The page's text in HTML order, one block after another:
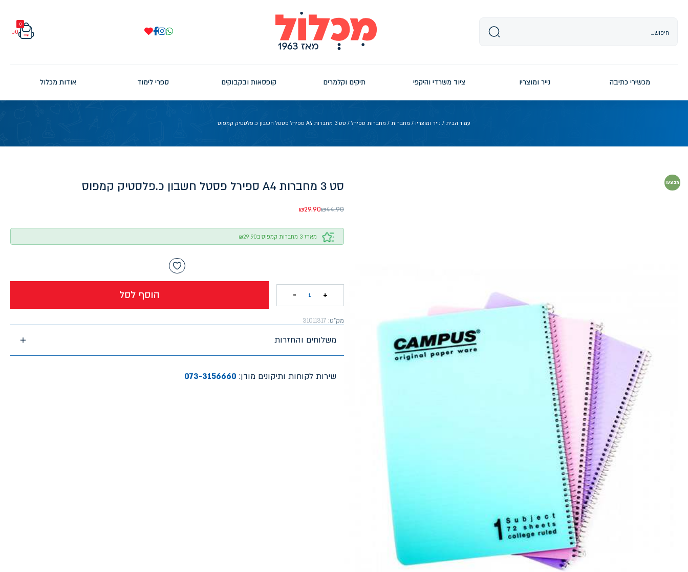
0
₪0
מכשירי כתיבה נייר ומוצריו ציוד משרדי והיקפי תיקים וקלמרים קופסאות ובקבוקים ספרי לימוד אודות מכלול
עמוד הבית / נייר ומוצריו / מחברות / מחברות ספירל / סט 3 מחברות A4 ספירל פסטל חשבון כ.פלסטיק קמפוס
מבצע! סט 3 מחברות A4 ספירל פסטל חשבון כ.פלסטיק קמפוס
₪44.90
₪29.90
מארז 3 מחברות קמפוס ב₪29.90
הוסף לסל +
1
-
מק"ט: 31011317
משלוחים והחזרות
שירות לקוחות ותיקונים מודן: 073-3156660